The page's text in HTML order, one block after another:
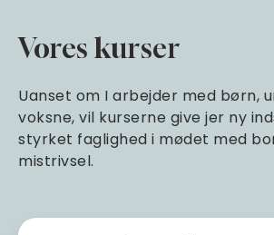
Vores kurser
Uanset om I arbejder med børn,
voksne, vil kurserne give jer ny
styrket faglighed i mødet med
mistrivsel.